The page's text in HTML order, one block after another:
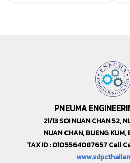
PNEUMA
21/13 SOI NUAN CHAN 52,
NUAN CHAN, BUENG
TAX ID : 0105564087657 Call